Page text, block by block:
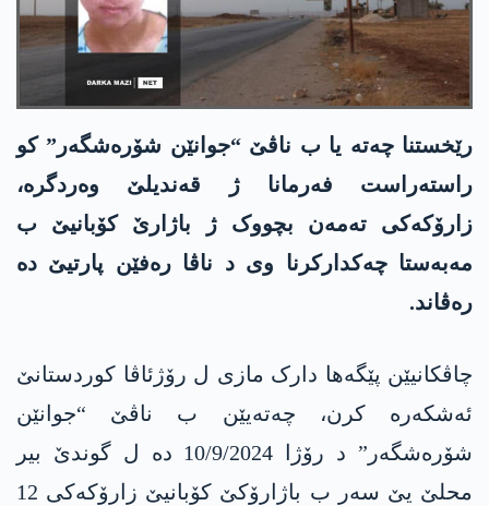
رێخستنا چەتە یا ب ناڤێ “جوانێن شۆرەشگەر” کو
راستەراست فەرمانا ژ قەندیلێ وەردگرە،
زارۆکەکی تەمەن بچووک ژ باژارێ کۆبانیێ ب
مەبەستا چەکدارکرنا وی د ناڤا رەفێن پارتیێ دە
رەڤاند.
چاڤکانیێن پێگەها دارک مازی ل رۆژئاڤا کوردستانێ
ئەشکەرە کرن، چەتەیێن ب ناڤێ “جوانێن
شۆرەشگەر” د رۆژا 10/9/2024 دە ل گوندێ بیر
محلێ یێ سەر ب باژارۆکێ کۆبانیێ زارۆکەکی 12